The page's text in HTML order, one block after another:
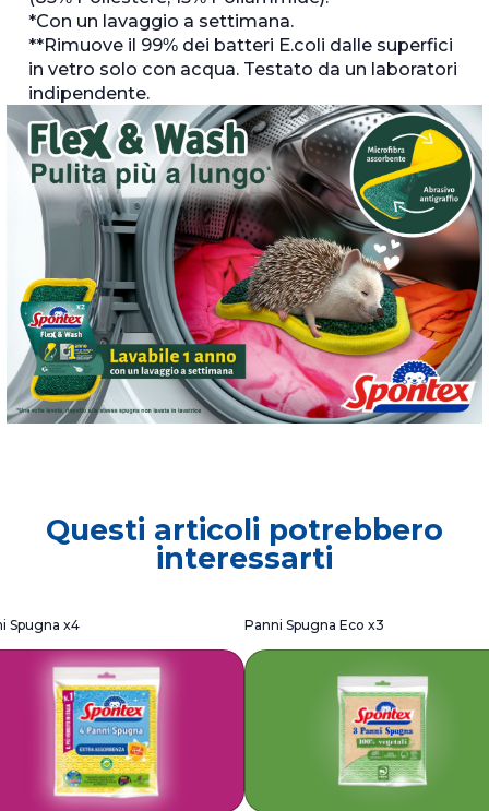
*Con un lavaggio a settimana.
**Rimuove il 99% dei batteri E.coli dalle superfici
in vetro solo con acqua. Testato da un laboratori
indipendente.
Questi articoli potrebbero
interessarti
Spugna x4 Panni Spugna Eco x3